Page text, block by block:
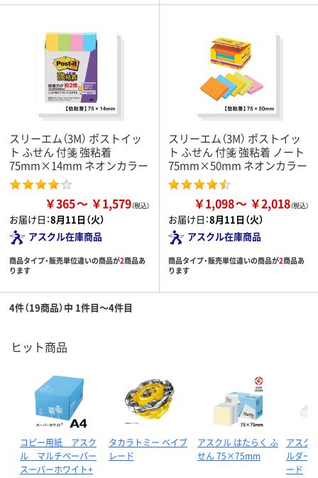
スリーエム（3M） ポストイッ
ト ふせん 付箋 強粘着
75mm×14mm ネオンカラー
￥365 ￥1,579
お届け日：8月11日（火）
アスクル在庫商品
商品タイプ・販売単位違いの商品が2商品あ
ります
スリーエム（3M） ポストイッ
ト ふせん 付箋 強粘着 ノート
75mm×50mm ネオンカラー
￥1,098 ￥2,018
お届け日：8月11日（火）
アスクル在庫商品
商品タイプ・販売単位違いの商品が2商品あ
ります
4件（19商品）中 1件目～4件目
ヒット商品
コピー用紙 アスク
ル マルチペーパー
スーパーホワイト+
タカラトミー ベイブ
レード
アスクル はたらく ふ
せん 75×75mm
アスク
ルダー
ード